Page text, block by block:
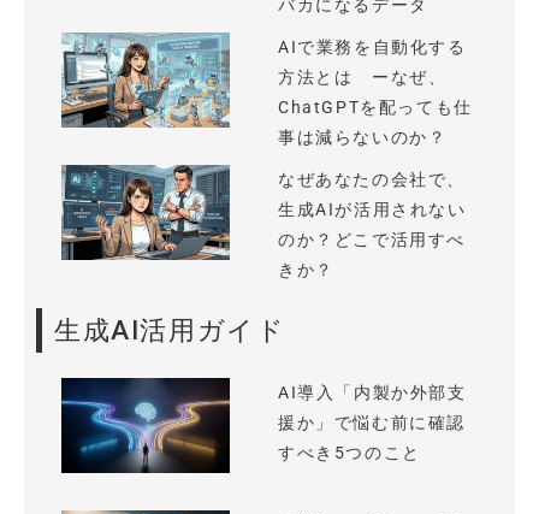
バカになるデータ
AIで業務を自動化する
方法とは ーなぜ、
ChatGPTを配っても仕
事は減らないのか？
なぜあなたの会社で、
生成AIが活用されない
のか？どこで活用すべ
きか？
生成AI活用ガイド
AI導入「内製か外部支
援か」で悩む前に確認
すべき5つのこと